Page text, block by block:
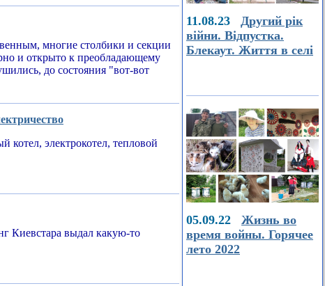
многие столбики и секции
и открыто к преобладающему
до состояния "вот-вот
котел, электрокотел, тепловой
Киевстара выдал какую-то
11.08.23 Другий рік
війни. Відпустка.
Блекаут. Життя в селі
05.09.22 Жизнь во
время войны. Горячее
лето 2022